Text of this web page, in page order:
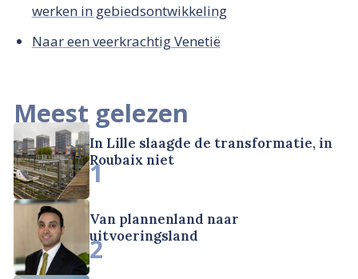
werken in gebiedsontwikkeling
Naar een veerkrachtig Venetië
Meest gelezen
In Lille slaagde de transformatie, in
Roubaix niet
1
Van plannenland naar
uitvoeringsland
2